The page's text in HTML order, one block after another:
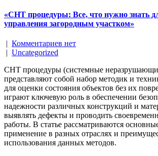
«СНТ процедуры: Все, что нужно знать
управления загородным участком»
| Комментариев нет
| Uncategorized
СНТ процедуры (системные
представляют собой набор методик и
для оценки состояния объектов без их
играют ключевую роль в обеспечении
надежности различных конструкций и
выявлять дефекты и проводить
работы. В статье рассматриваются
применение в разных отраслях и
использования данных методов.